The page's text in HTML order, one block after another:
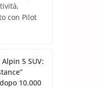
con Pilot
5 SUV:
10.000